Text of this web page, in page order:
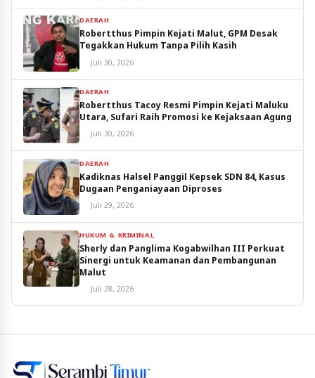
DAERAH
Robertthus Pimpin Kejati Malut, GPM Desak
Tegakkan Hukum Tanpa Pilih Kasih
Juli 30, 2026
DAERAH
Robertthus Tacoy Resmi Pimpin Kejati Maluku
Utara, Sufari Raih Promosi ke Kejaksaan Agung
Juli 30, 2026
DAERAH
Kadiknas Halsel Panggil Kepsek SDN 84, Kasus
Dugaan Penganiayaan Diproses
Juli 29, 2026
HUKUM & KRIMINAL
Sherly dan Panglima Kogabwilhan III Perkuat
Sinergi untuk Keamanan dan Pembangunan
Malut
Juli 28, 2026